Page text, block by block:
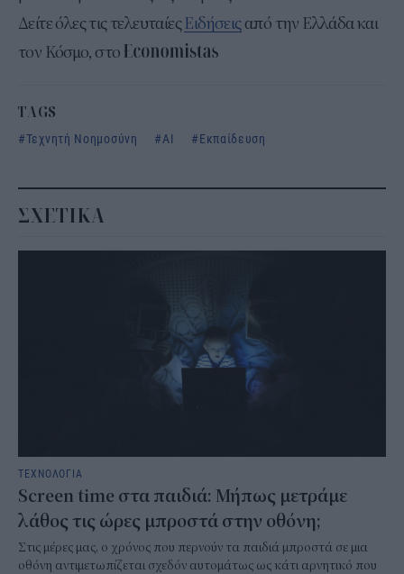
Δείτε όλες τις τελευταίεςΕιδήσειςαπό την Ελλάδα και
τον Κόσμο, στο
TAGS
Τεχνητή Νοημοσύνη
AI Εκπαίδευση
ΣΧΕΤΙΚΑ
ΤΕΧΝΟΛΟΓΙΑ
Screen time στα παιδιά: Μήπως μετράμε
λάθος τις ώρες μπροστά στην οθόνη;
Στις μέρες μας, ο χρόνος που περνούν τα παιδιά μπροστά σε μια
οθόνη αντιμετωπίζεται σχεδόν αυτομάτως ως κάτι αρνητικό που